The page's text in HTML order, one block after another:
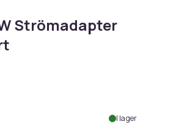
Strömadapter
I lager